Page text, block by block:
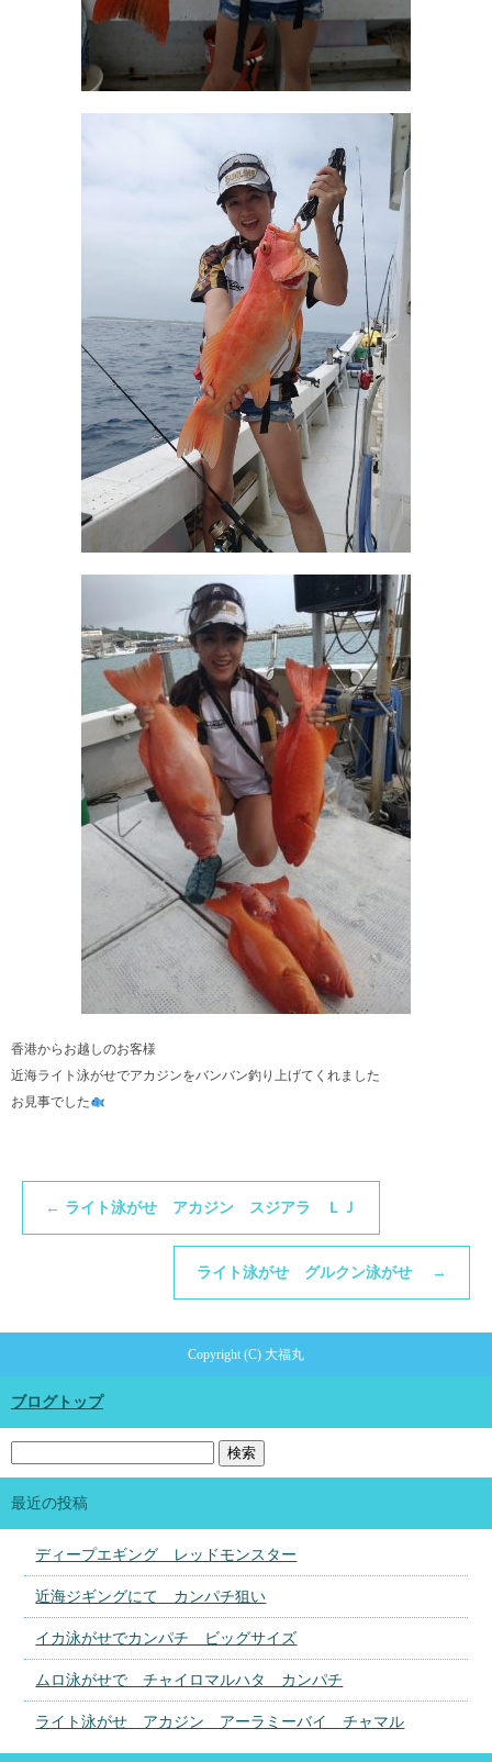
香港からお越しのお客様
近海ライト泳がせでアカジンをバンバン釣り上げてくれました
お見事でした
← ライト泳がせ アカジン スジアラ ＬＪ
ライト泳がせ グルクン泳がせ →
Copyright (C) 大福丸
ブログトップ
最近の投稿
ディープエギング レッドモンスター
近海ジギングにて カンパチ狙い
イカ泳がせでカンパチ ビッグサイズ
ムロ泳がせで チャイロマルハタ カンパチ
ライト泳がせ アカジン アーラミーバイ チャマル